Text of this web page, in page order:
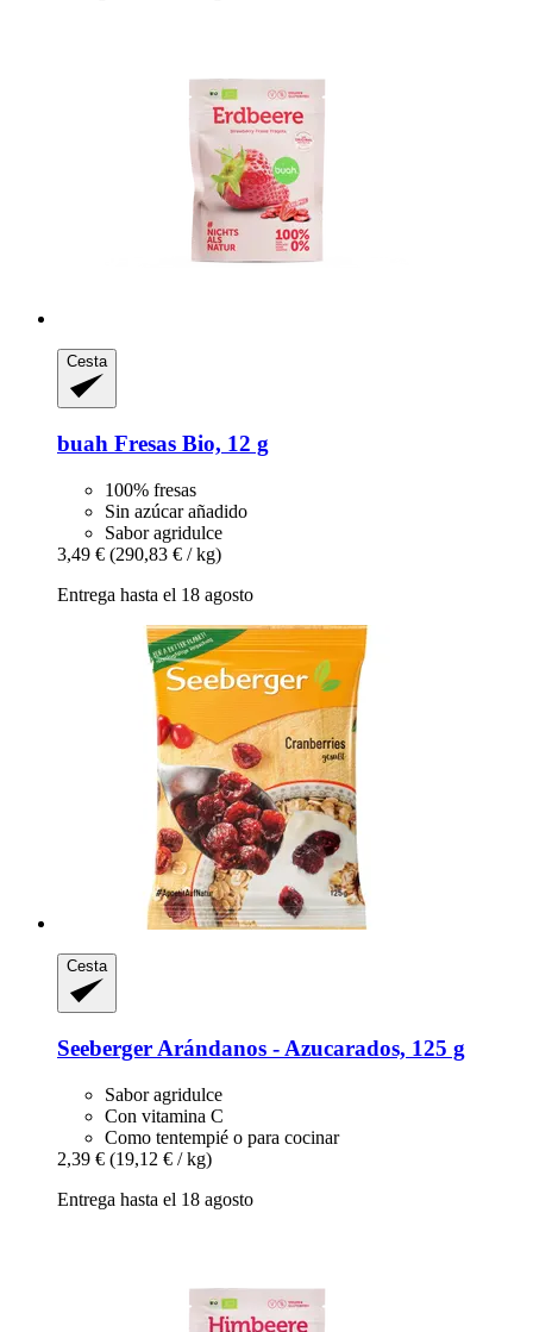
Cesta
buah Fresas Bio, 12 g
100% fresas
Sin azúcar añadido
Sabor agridulce
3,49 € (290,83 € / kg)
Entrega hasta el 18 agosto
Cesta
Seeberger Arándanos -​ Azucarados, 125 g
Sabor agridulce
Con vitamina C
Como tentempié o para cocinar
2,39 € (19,12 € / kg)
Entrega hasta el 18 agosto